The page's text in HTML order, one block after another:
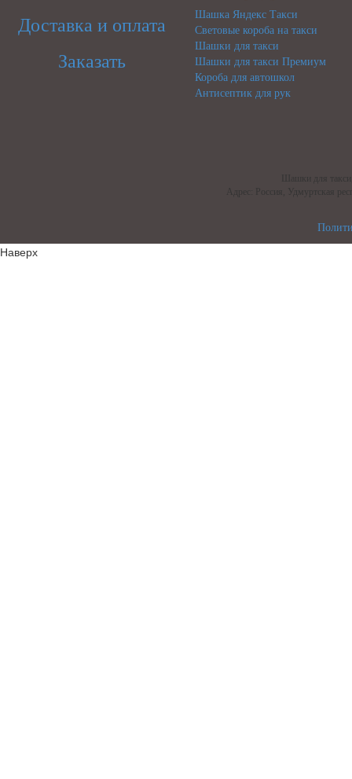
Доставка и оплата
Заказать
Шашка Яндекс Такси
Световые короба на такси
Шашки для такси
Шашки для такси Премиум
Короба для автошкол
Антисептик для рук
Шашки для
Адрес: Россия, Удмуртская
Наверх